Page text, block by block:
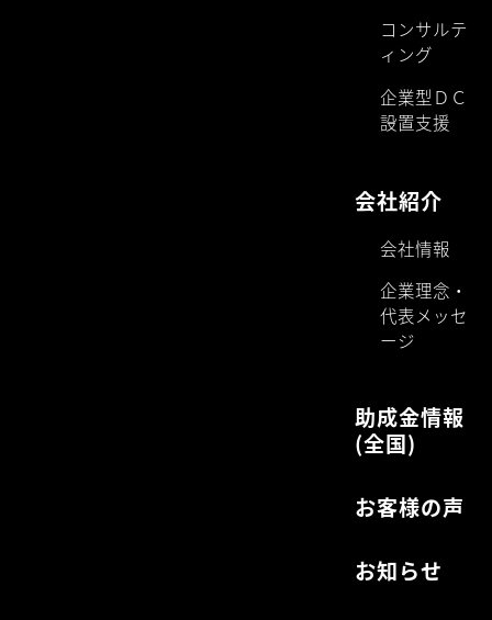
コンサルテ
ィング
企業型ＤＣ
設置支援
会社紹介
会社情報
企業理念・
代表メッセ
ージ
助成金情報
(全国)
お客様の声
お知らせ